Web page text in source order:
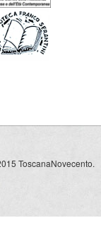
ToscanaNovecento.